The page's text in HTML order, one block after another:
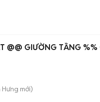
@@ GIƯỜNG TẦNG
Hưng mới)